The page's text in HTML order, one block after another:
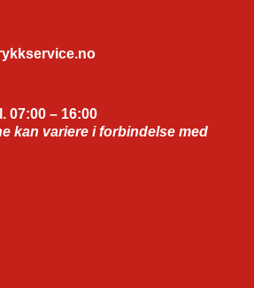
07:00 – 16:00
kan variere i forbindelse med